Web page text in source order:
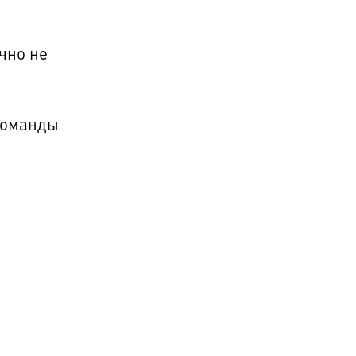
не